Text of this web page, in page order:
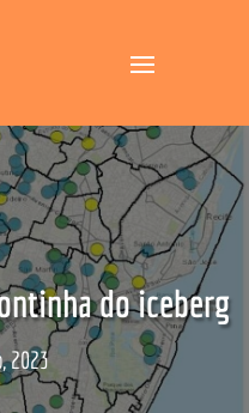
do iceberg
2023